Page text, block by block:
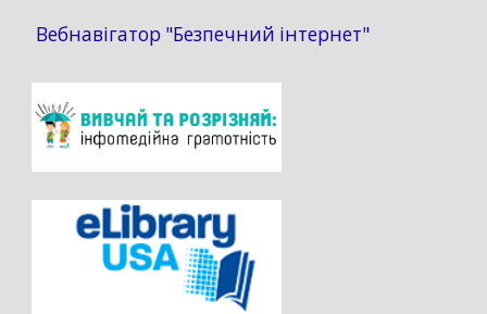
Вебнавігатор "Безпечний інтернет"